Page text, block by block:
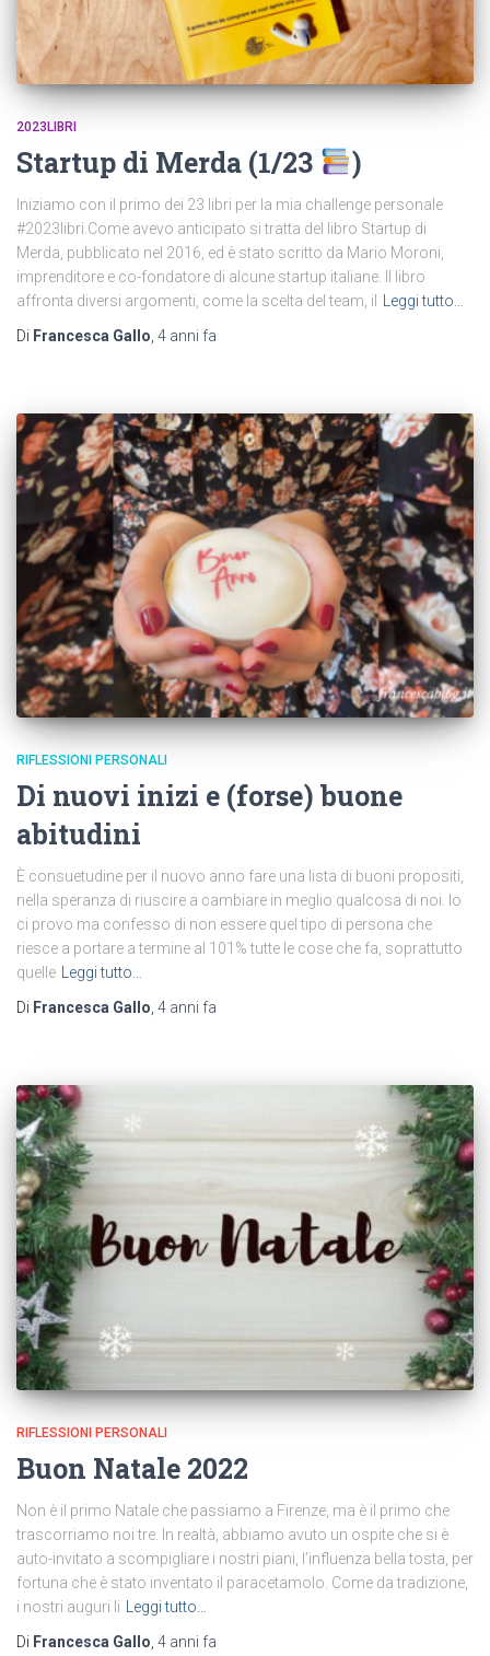
2023LIBRI
Startup di Merda (1/23 )
Iniziamo con il primo dei 23 libri per la mia challenge personale
#2023libri.Come avevo anticipato si tratta del libro Startup di
Merda, pubblicato nel 2016, ed è stato scritto da Mario Moroni,
imprenditore e co-fondatore di alcune startup italiane. Il libro
affronta diversi argomenti, come la scelta del team, il
Leggi tutto…
Di Francesca Gallo 4 anni fa
RIFLESSIONI PERSONALI
Di nuovi inizi e (forse) buone
abitudini
È consuetudine per il nuovo anno fare una lista di buoni propositi,
nella speranza di riuscire a cambiare in meglio qualcosa di noi. Io
ci provo ma confesso di non essere quel tipo di persona che
riesce a portare a termine al 101% tutte le cose che fa, soprattutto
quelle Leggi tutto…
Di Francesca Gallo, 4 anni fa
RIFLESSIONI PERSONALI
Buon Natale 2022
Non è il primo Natale che passiamo a Firenze, ma è il primo che
trascorriamo noi tre. In realtà, abbiamo avuto un ospite che si è
auto-invitato a scompigliare i nostri piani, l’influenza bella tosta, per
fortuna che è stato inventato il paracetamolo. Come da tradizione,
i nostri auguri li
Leggi tutto…
Di Francesca Gallo 4 anni fa